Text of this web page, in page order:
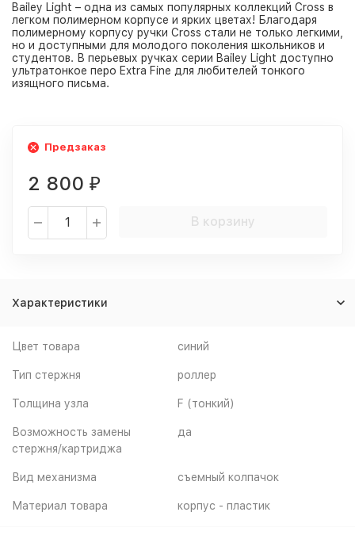
Bailey Light – одна из самых популярных коллекций Cross в
легком полимерном корпусе и ярких цветах! Благодаря
полимерному корпусу ручки Cross стали не только легкими,
но и доступными для молодого поколения школьников и
студентов. В перьевых ручках серии Bailey Light доступно
ультратонкое перо Extra Fine для любителей тонкого
изящного письма.
Предзаказ
2 800 ₽
В корзину
Характеристики
Цвет товара синий
Тип стержня роллер
Толщина узла F (тонкий)
Возможность замены
стержня/картриджа
да
Вид механизма съемный колпачок
Материал товара корпус - пластик